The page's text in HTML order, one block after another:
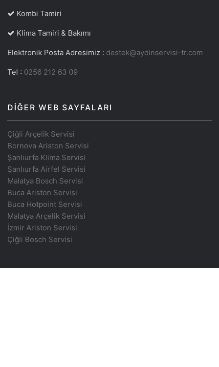
Kombi Tamiri
Klima Tamiri & Bakımı
Elektronik Posta Adresimiz : destek@aydinservisi-tr.com
Tel : 0256 212 63 09
DIĞER WEB SAYFALARI
Çiğli Arçelik Servisi
Bornova Ariston Servisi
Şanlıurfa Klima Servisi
Şanlıurfa Airfel Servisi
Malatya Bosch Servisi
Buca Ariston Servisi
Buca Hotpoint Servisi
Malatya Arçelik Servisi
İzmir Ariston Servisi
Çiğli Bosch Servisi